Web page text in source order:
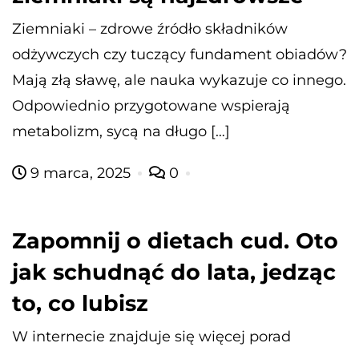
Ziemniaki – zdrowe źródło składników
odżywczych czy tuczący fundament obiadów?
Mają złą sławę, ale nauka wykazuje co innego.
Odpowiednio przygotowane wspierają
metabolizm, sycą na długo […]
9 marca, 2025 0
Zapomnij o dietach cud. Oto
jak schudnąć do lata, jedząc
to, co lubisz
W internecie znajduje się więcej porad